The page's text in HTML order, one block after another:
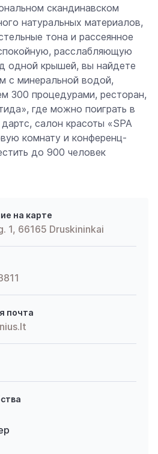
скандинавском
натуральных материалов,
тона и рассеянное
расслабляющую
одной крышей, вы найдете
с минеральной водой,
300 процедурами, ресторан,
где можно поиграть в
салон красоты «SPA
комнату и конференц-
до 900 человек
на карте
1, 66165 Druskininkai
почта